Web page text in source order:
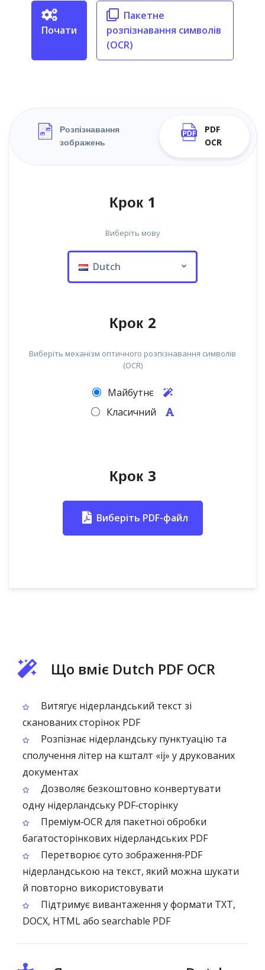
Почати
Пакетне
розпізнавання символів
(OCR)
Розпізнавання
зображень
PDF
OCR
Крок 1
Виберіть мову
Dutch
Крок 2
Виберіть механізм оптичного розпізнавання символів
(OCR)
Майбутнє
Класичний
Крок 3
Виберіть PDF-файл
Що вміє Dutch PDF OCR
Витягує нідерландський текст зі
сканованих сторінок PDF
Розпізнає нідерландську пунктуацію та
сполучення літер на кшталт «ij» у друкованих
документах
Дозволяє безкоштовно конвертувати
одну нідерландську PDF‑сторінку
Преміум‑OCR для пакетної обробки
багатосторінкових нідерландських PDF
Перетворює суто зображення‑PDF
нідерландською на текст, який можна шукати
й повторно використовувати
Підтримує вивантаження у формати TXT,
DOCX, HTML або searchable PDF